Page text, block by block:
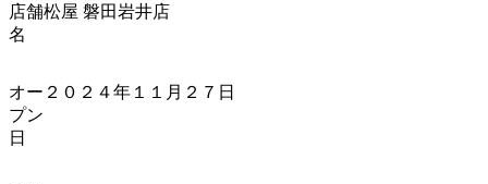
店舗
名
松屋 磐田岩井店
オー
プン
日
２０２４年１１月２７日